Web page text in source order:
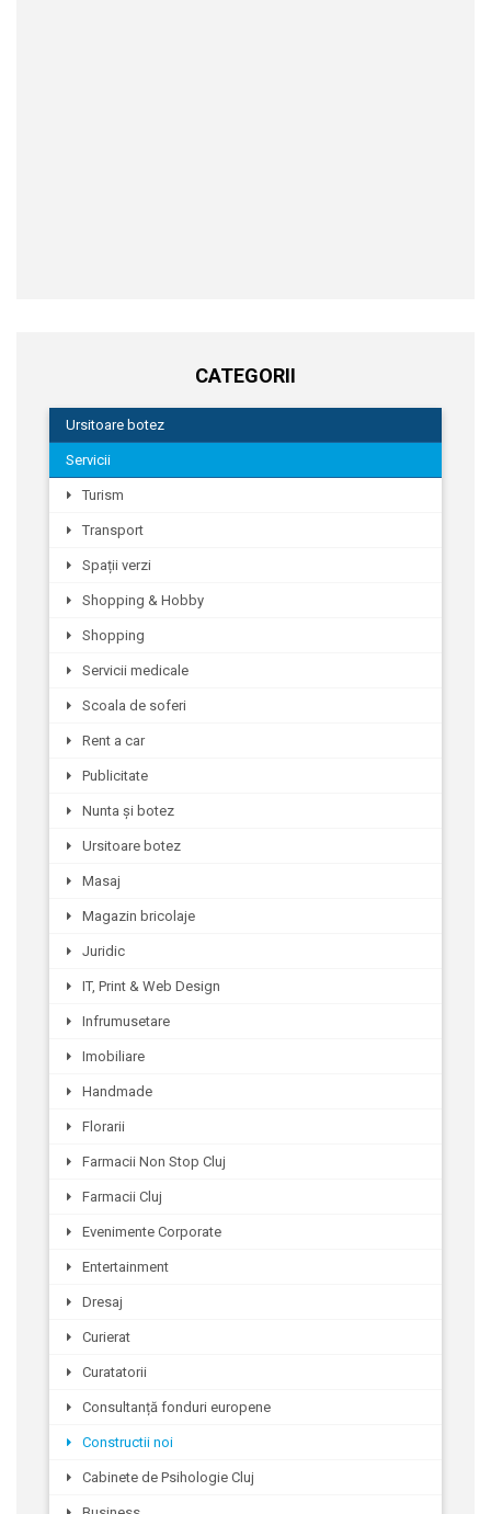
CATEGORII
Ursitoare botez
Servicii
Turism
Transport
Spații verzi
Shopping & Hobby
Shopping
Servicii medicale
Scoala de soferi
Rent a car
Publicitate
Nunta și botez
Ursitoare botez
Masaj
Magazin bricolaje
Juridic
IT, Print & Web Design
Infrumusetare
Imobiliare
Handmade
Florarii
Farmacii Non Stop Cluj
Farmacii Cluj
Evenimente Corporate
Entertainment
Dresaj
Curierat
Curatatorii
Consultanță fonduri europene
Constructii noi
Cabinete de Psihologie Cluj